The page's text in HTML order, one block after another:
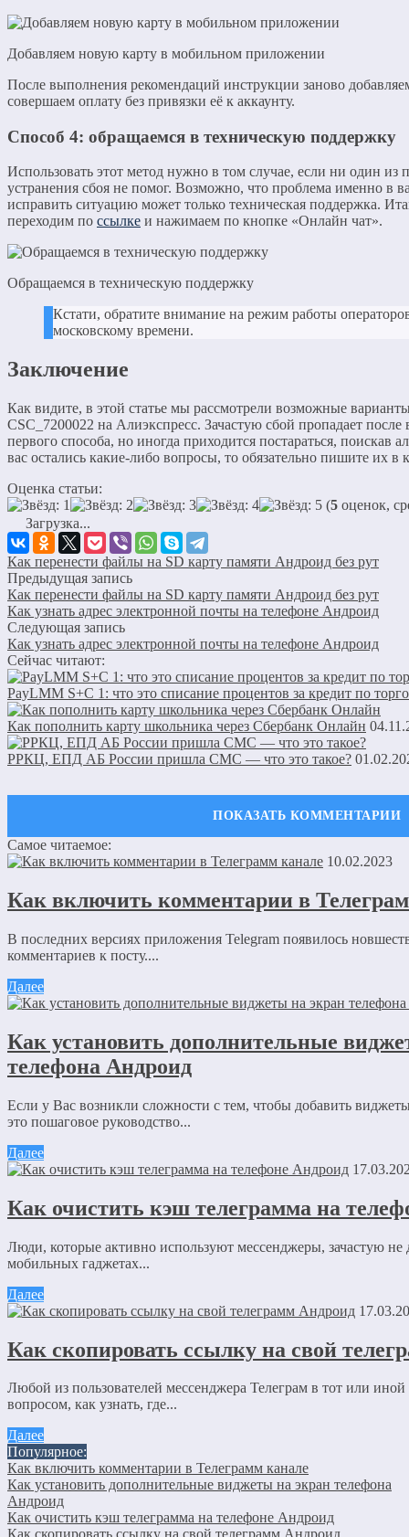
Добавляем новую карту в мобильном приложении
После выполнения рекомендаций инструкции заново
совершаем оплату без привязки её к аккаунту.
Способ 4: обращаемся в техническую поддержку
Использовать этот метод нужно в том случае, если ни один из
устранения сбоя не помог. Возможно, что проблема именно в
исправить ситуацию может только техническая поддержка.
переходим по ссылке и нажимаем по кнопке «Онлайн чат».
Обращаемся в техническую поддержку
Кстати, обратите внимание на режим работы
московскому времени.
Заключение
Как видите, в этой статье мы рассмотрели возможные
CSC_7200022 на Алиэкспресс. Зачастую сбой пропадает
первого способа, но иногда приходится постараться, поискав
вас остались какие-либо вопросы, то обязательно пишите их в
Оценка статьи:
(5 оценок,
Загрузка...
Как перенести файлы на SD карту памяти Андроид без рут
Предыдущая запись
Как перенести файлы на SD карту памяти Андроид без рут
Как узнать адрес электронной почты на телефоне Андроид
Следующая запись
Как узнать адрес электронной почты на телефоне Андроид
Сейчас читают:
PayLMM S+C 1: что это списание процентов за кредит по
Как пополнить карту школьника через Сбербанк Онлайн
РРКЦ, ЕПД АБ России пришла СМС — что это такое?
Оставить комментарий
Ваш адрес email не будет опубликован.
Обязательные поля
Имя*
Сайт
Сохранить моё имя, email и адрес сайта в этом браузере
комментариев.
Отправляя сообщение, Вы разрешаете сбор и обработку
конфиденциальности
Самое читаемое:
10.02.2023
Как включить комментарии в
В последних версиях приложения Telegram появилось
комментариев к посту....
Далее
Как установить дополнительные
телефона Андроид
Если у Вас возникли сложности с тем, чтобы добавить
это пошаговое руководство...
Далее
Как очистить кэш телеграмма на
Люди, которые активно используют мессенджеры, зачастую не
мобильных гаджетах...
Далее
Как скопировать ссылку на свой
Любой из пользователей мессенджера Телеграм в тот или
вопросом, как узнать, где...
Далее
Популярное:
Как включить комментарии в Телеграмм канале
Как установить дополнительные виджеты на экран телефона
Андроид
Как очистить кэш телеграмма на телефоне Андроид